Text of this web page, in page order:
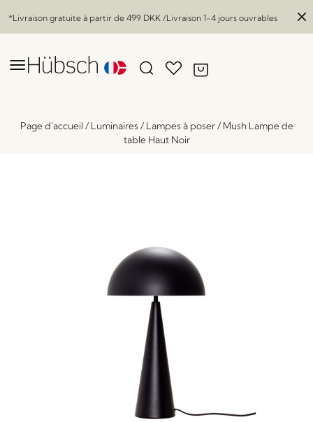
*Livraison gratuite à partir de 499 DKK /Livraison 1-4 jours ouvrables
Page d'accueil / Luminaires / Lampes à poser/ Mush Lampe de
table Haut Noir